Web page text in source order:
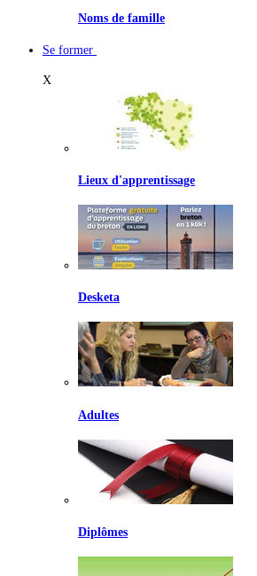
Noms de famille
Se former
X
Lieux d'apprentissage
Desketa
Adultes
Diplômes